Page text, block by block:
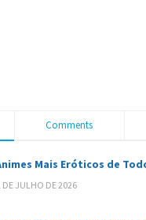
Comments
Mais Eróticos de
DE JULHO DE 2026